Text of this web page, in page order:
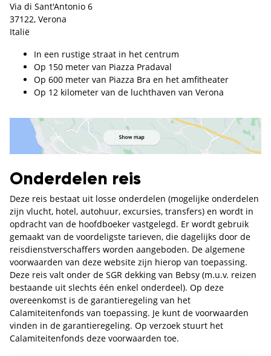
Via di Sant'Antonio 6
37122, Verona
Italië
In een rustige straat in het centrum
Op 150 meter van Piazza Pradaval
Op 600 meter van Piazza Bra en het amfitheater
Op 12 kilometer van de luchthaven van Verona
Onderdelen reis
Deze reis bestaat uit losse onderdelen (mogelijke onderdelen
zijn vlucht, hotel, autohuur, excursies, transfers) en wordt in
opdracht van de hoofdboeker vastgelegd. Er wordt gebruik
gemaakt van de voordeligste tarieven, die dagelijks door de
reisdienstverschaffers worden aangeboden. De algemene
voorwaarden van deze website zijn hierop van toepassing.
Deze reis valt onder de SGR dekking van Bebsy (m.u.v. reizen
bestaande uit slechts één enkel onderdeel). Op deze
overeenkomst is de garantieregeling van het
Calamiteitenfonds van toepassing. Je kunt de voorwaarden
vinden in de garantieregeling. Op verzoek stuurt het
Calamiteitenfonds deze voorwaarden toe.